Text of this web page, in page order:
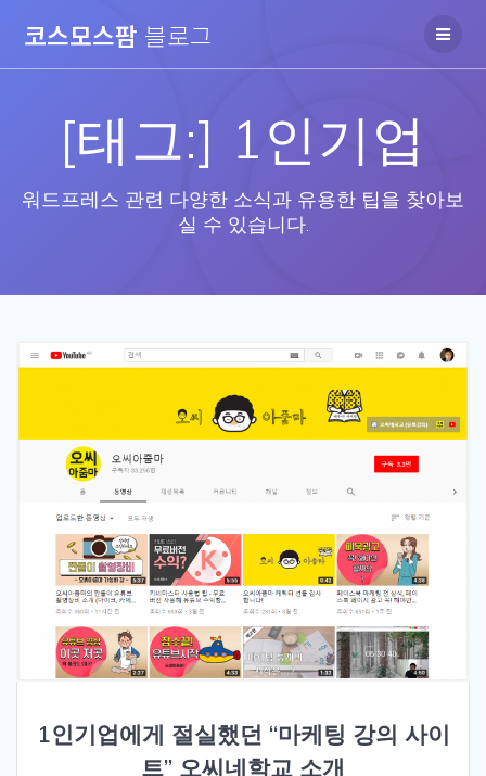
코스모스팜 블로그
[태그:] 1인기업
워드프레스 관련 다양한 소식과 유용한 팁을 찾아보
실 수 있습니다.
1인기업에게 절실했던 “마케팅 강의 사이
트” 오씨네학교 소개